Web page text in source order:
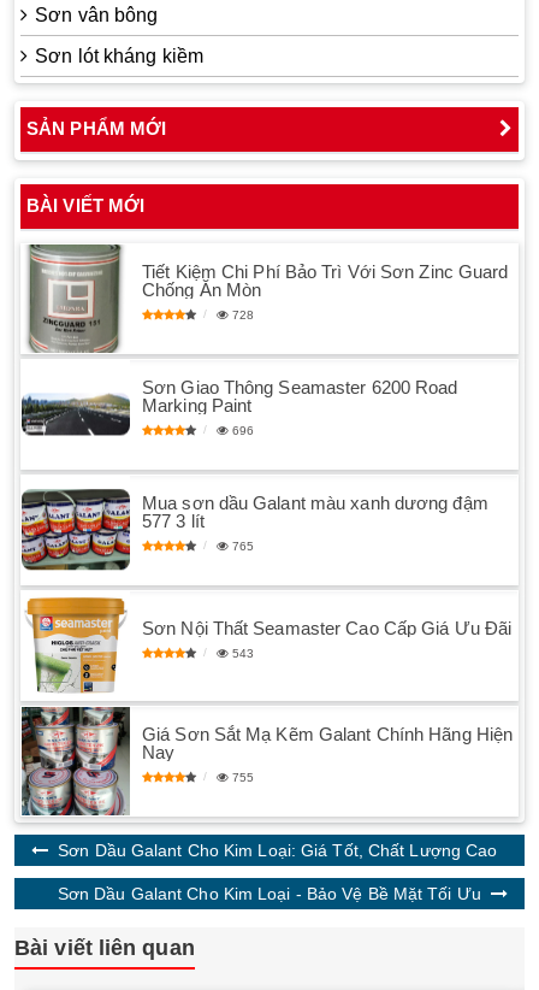
Sơn vân bông
Sơn lót kháng kiềm
SẢN PHẨM MỚI
BÀI VIẾT MỚI
Tiết Kiệm Chi Phí Bảo Trì Với Sơn Zinc Guard
Chống Ăn Mòn
728
Sơn Giao Thông Seamaster 6200 Road
Marking Paint
696
Mua sơn dầu Galant màu xanh dương đậm
577 3 lít
765
Sơn Nội Thất Seamaster Cao Cấp Giá Ưu Đãi
543
Giá Sơn Sắt Mạ Kẽm Galant Chính Hãng Hiện
Nay
755
Sơn Dầu Galant Cho Kim Loại: Giá Tốt, Chất Lượng Cao
Sơn Dầu Galant Cho Kim Loại - Bảo Vệ Bề Mặt Tối Ưu
Bài viết liên quan